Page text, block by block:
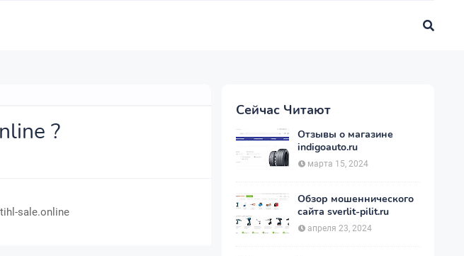
?
sale.online
Сейчас Читают
Отзывы о магазине
indigoauto.ru
марта 15, 2024
Обзор мошеннического
сайта sverlit-pilit.ru
апреля 23, 2024